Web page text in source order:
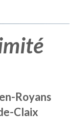
Royans
Claix